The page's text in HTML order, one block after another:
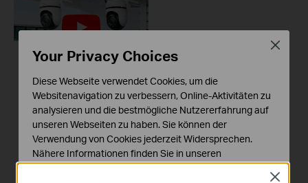
How to Set Up Your
Outdoor Pan/Tilt
Security Wi-Fi
Camera via
Bluetooth
Close
Your Privacy Choices
Diese Webseite verwendet Cookies, um die
Websitenavigation zu verbessern, Online-Aktivitäten zu
analysieren und die bestmögliche Nutzererfahrung auf
unseren Webseiten zu haben. Sie können der
Verwendung von Cookies jederzeit Widersprechen.
Nähere Informationen finden Sie in unseren
Datenschutzhinweisen.
Close